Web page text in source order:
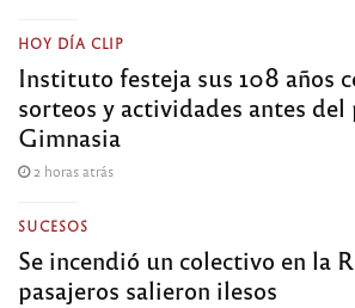
HOY DÍA CLIP
Instituto festeja sus 108 años
sorteos y actividades antes
Gimnasia
2 horas atrás
SUCESOS
Se incendió un colectivo en la
pasajeros salieron ilesos